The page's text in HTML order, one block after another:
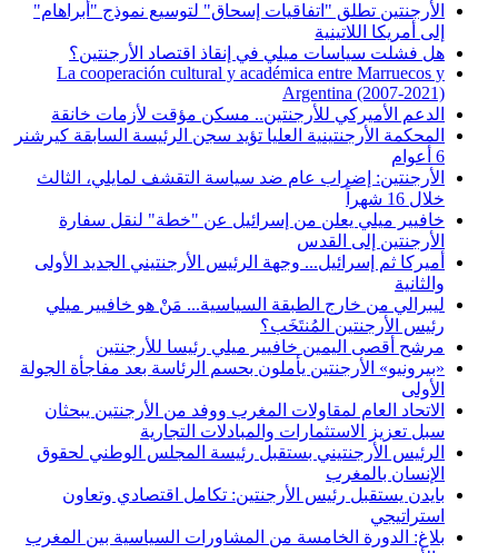
الأرجنتين تطلق "اتفاقيات إسحاق" لتوسيع نموذج "أبراهام"
إلى أمريكا اللاتينية
هل فشلت سياسات ميلي في إنقاذ اقتصاد الأرجنتين؟
La cooperación cultural y académica entre Marruecos y
Argentina (2007-2021)
الدعم الأميركي للأرجنتين.. مسكن مؤقت لأزمات خانقة
المحكمة الأرجنتينية العليا تؤيد سجن الرئيسة السابقة كيرشنر
6 أعوام
الأرجنتين: إضراب عام ضد سياسة التقشف لمايلي، الثالث
خلال 16 شهراً
خافيير ميلي يعلن من إسرائيل عن "خطة" لنقل سفارة
الأرجنتين إلى القدس
أميركا ثم إسرائيل... وجهة الرئيس الأرجنتيني الجديد الأولى
والثانية
ليبرالي من خارج الطبقة السياسية... مَنْ هو خافيير ميلي
رئيس الأرجنتين المُنتَخَب؟
مرشح أقصى اليمين خافيير ميلي رئيسا للأرجنتين
«بيرونيو» الأرجنتين يأملون بحسم الرئاسة بعد مفاجأة الجولة
الأولى
الاتحاد العام لمقاولات المغرب ووفد من الأرجنتين يبحثان
سبل تعزيز الاستثمارات والمبادلات التجارية
الرئيس الأرجنتيني بستقبل رئيسة المجلس الوطني لحقوق
الإنسان بالمغرب
بايدن يستقبل رئيس الأرجنتين: تكامل اقتصادي وتعاون
استراتيجي
بلاغ: الدورة الخامسة من المشاورات السياسية بين المغرب